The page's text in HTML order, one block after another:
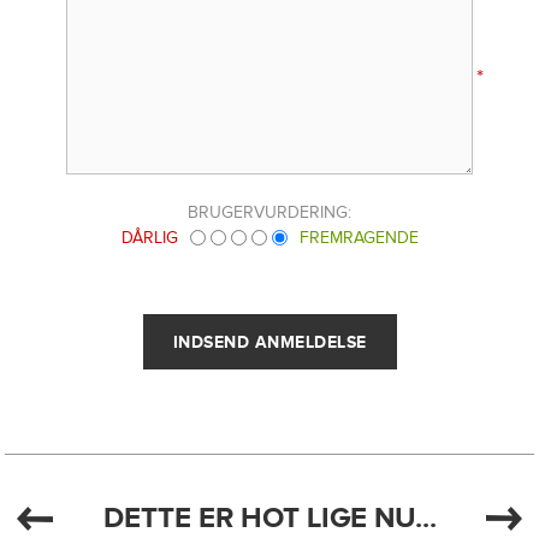
*
BRUGERVURDERING:
DÅRLIG
FREMRAGENDE
DETTE ER HOT LIGE NU...